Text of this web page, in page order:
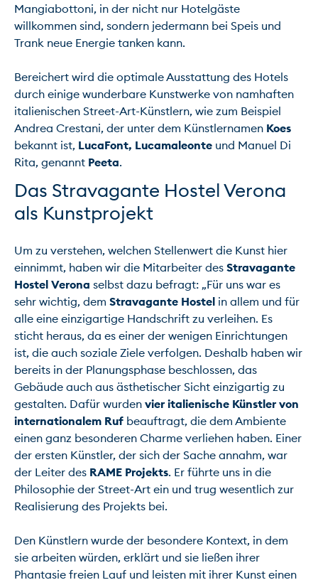
Mangiabottoni, in der nicht nur Hotelgäste
willkommen sind, sondern jedermann bei Speis und
Trank neue Energie tanken kann.
Bereichert wird die optimale Ausstattung des Hotels
durch einige wunderbare Kunstwerke von namhaften
italienischen Street-Art-Künstlern, wie zum Beispiel
Andrea Crestani, der unter dem Künstlernamen Koes
bekannt ist, LucaFont, Lucamaleonte und Manuel Di
Rita, genannt Peeta
Das Stravagante Hostel Verona
als Kunstprojekt
Um zu verstehen, welchen Stellenwert die Kunst hier
einnimmt, haben wir die Mitarbeiter des Stravagante
Hostel Verona selbst dazu befragt: „Für uns war es
sehr wichtig, dem Stravagante Hostel in allem und für
alle eine einzigartige Handschrift zu verleihen. Es
sticht heraus, da es einer der wenigen Einrichtungen
ist, die auch soziale Ziele verfolgen. Deshalb haben wir
bereits in der Planungsphase beschlossen, das
Gebäude auch aus ästhetischer Sicht einzigartig zu
gestalten. Dafür wurden vier italienische Künstler von
internationalem Ruf beauftragt, die dem Ambiente
einen ganz besonderen Charme verliehen haben. Einer
der ersten Künstler, der sich der Sache annahm, war
der Leiter des RAME Projekts. Er führte uns in die
Philosophie der Street-Art ein und trug wesentlich zur
Realisierung des Projekts bei.
Den Künstlern wurde der besondere Kontext, in dem
sie arbeiten würden, erklärt und sie ließen ihrer
Phantasie freien Lauf und leisten mit ihrer Kunst einen